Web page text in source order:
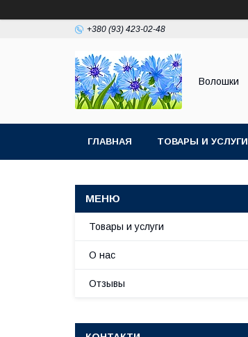
+380 (93) 423-02-48
Волошки
ГЛАВНАЯ ТОВАРЫ И УСЛУГИ
Товары и услуги
О нас
Отзывы